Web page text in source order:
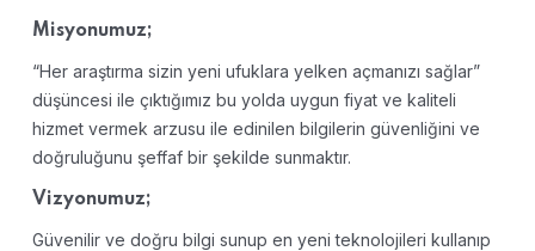
Misyonumuz;
“Her araştırma sizin yeni ufuklara yelken açmanızı sağlar”
düşüncesi ile çıktığımız bu yolda uygun fiyat ve kaliteli
hizmet vermek arzusu ile edinilen bilgilerin güvenliğini ve
doğruluğunu şeffaf bir şekilde sunmaktır.
Vizyonumuz;
Güvenilir ve doğru bilgi sunup en yeni teknolojileri kullanıp